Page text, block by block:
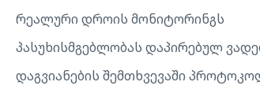
რეალური დროის მონიტორინგს
პასუხისმგებლობას დაპირებულ
დაგვიანების შემთხვევაში